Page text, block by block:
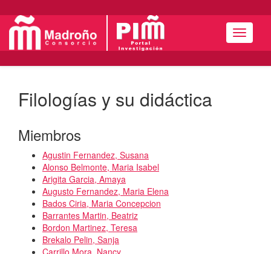
Menú
Filologías y su didáctica
Miembros
Agustin Fernandez, Susana
Alonso Belmonte, Maria Isabel
Arigita Garcia, Amaya
Augusto Fernandez, Maria Elena
Bados Ciria, Maria Concepcion
Barrantes Martin, Beatriz
Bordon Martinez, Teresa
Brekalo Pelin, Sanja
Carrillo Mora, Nancy